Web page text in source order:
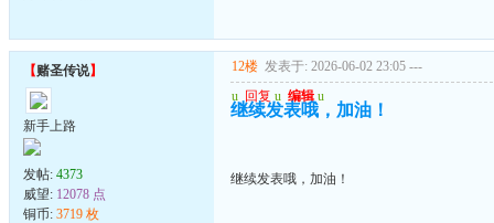
【赌圣传说】
新手上路
发帖: 4373
威望: 12078 点
铜币: 3719 枚
12楼 发表于: 2026-06-02 23:05 ---
u 回复 u 编辑 u
继续发表哦，加油！
继续发表哦，加油！